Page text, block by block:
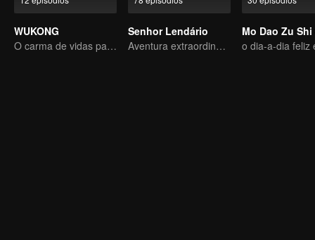
WUKONG
O carma de vidas passadas está destinado a destruir os céus.
Senhor Lendário
Aventura extraordinária, um adolescente renascido da adversidade
Mo Dao Zu Shi